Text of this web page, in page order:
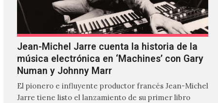
Jean-Michel Jarre cuenta la historia de la
música electrónica en ‘Machines’ con Gary
Numan y Johnny Marr
El pionero e influyente productor francés Jean-Michel
Jarre tiene listo el lanzamiento de su primer libro